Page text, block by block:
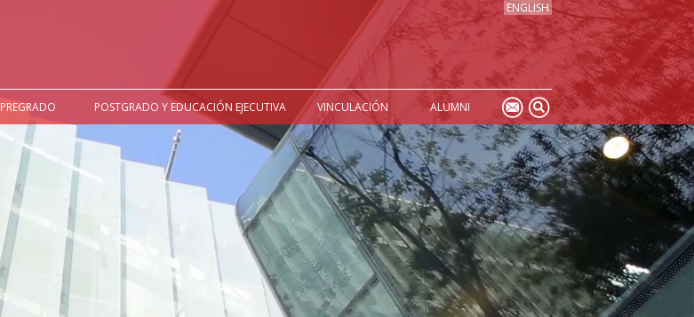
ENGLISH
PREGRADO POSTGRADO Y EDUCACIÓN EJECUTIVA VINCULACIÓN ALUMNI